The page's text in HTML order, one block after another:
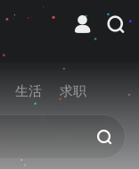
生活 求职